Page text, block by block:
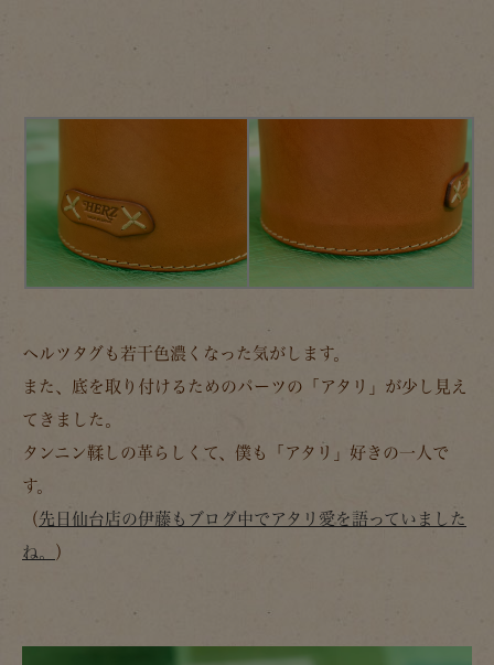
ヘルツタグも若干色濃くなった気がします。
また、底を取り付けるためのパーツの「アタリ」が少し見え
てきました。
タンニン鞣しの革らしくて、僕も「アタリ」好きの一人で
す。
（先日仙台店の伊藤もブログ中でアタリ愛を語っていました
ね。
）